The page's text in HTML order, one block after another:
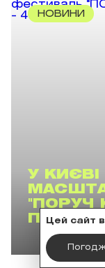
НОВИНИ
У
"ПОРУЧ
Цей сайт